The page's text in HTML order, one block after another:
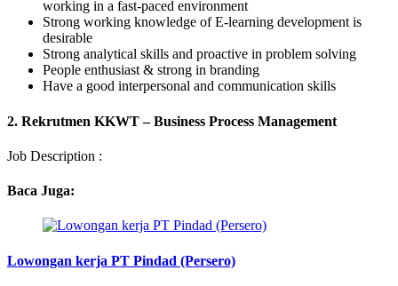
working in a fast-paced environment
Strong working knowledge of E-learning development is
desirable
Strong analytical skills and proactive in problem solving
People enthusiast & strong in branding
Have a good interpersonal and communication skills
2. Rekrutmen KKWT – Business Process Management
Job Description :
Baca Juga:
Lowongan kerja PT Pindad (Persero)